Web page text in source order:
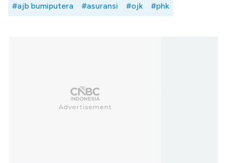
#ajb bumiputera #asuransi #ojk #phk